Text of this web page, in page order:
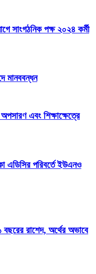
সাংগঠনিক পক্ষ ২০২৪ কর্মী
মানববন্ধন
এবং শিক্ষাক্ষেত্রে
এডিসির পরিবর্তে ইউএনও
রাশেদ, অর্থের অভাবে